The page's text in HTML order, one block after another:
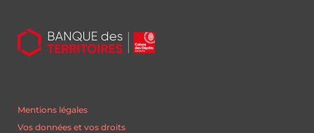
Mentions légales
Vos données et vos droits